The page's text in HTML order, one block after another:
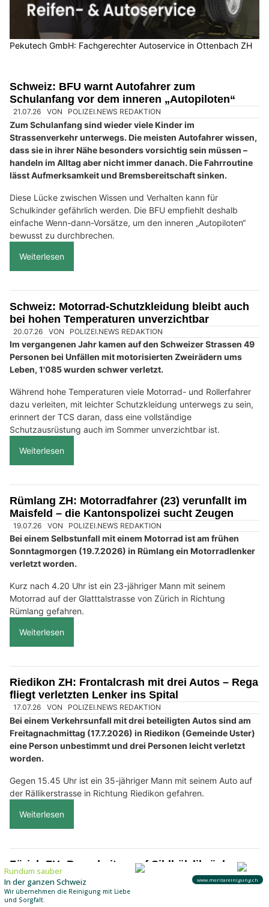
Pekutech GmbH: Fachgerechter Autoservice in Ottenbach ZH
Schweiz: BFU warnt Autofahrer zum
Schulanfang vor dem inneren „Autopiloten“
21.07.26 VON POLIZEI.NEWS REDAKTION
Zum Schulanfang sind wieder viele Kinder im
Strassenverkehr unterwegs. Die meisten Autofahrer wissen,
dass sie in ihrer Nähe besonders vorsichtig sein müssen –
handeln im Alltag aber nicht immer danach. Die Fahrroutine
lässt Aufmerksamkeit und Bremsbereitschaft sinken.
Diese Lücke zwischen Wissen und Verhalten kann für
Schulkinder gefährlich werden. Die BFU empfiehlt deshalb
einfache Wenn-dann-Vorsätze, um den inneren „Autopiloten“
bewusst zu durchbrechen.
Weiterlesen
Schweiz: Motorrad-Schutzkleidung bleibt auch
bei hohen Temperaturen unverzichtbar
20.07.26 VON POLIZEI.NEWS REDAKTION
Im vergangenen Jahr kamen auf den Schweizer Strassen 49
Personen bei Unfällen mit motorisierten Zweirädern ums
Leben, 1'085 wurden schwer verletzt.
Während hohe Temperaturen viele Motorrad- und Rollerfahrer
dazu verleiten, mit leichter Schutzkleidung unterwegs zu sein,
erinnert der TCS daran, dass eine vollständige
Schutzausrüstung auch im Sommer unverzichtbar ist.
Weiterlesen
Rümlang ZH: Motorradfahrer (23) verunfallt im
Maisfeld – die Kantonspolizei sucht Zeugen
19.07.26 VON POLIZEI.NEWS REDAKTION
Bei einem Selbstunfall mit einem Motorrad ist am frühen
Sonntagmorgen (19.7.2026) in Rümlang ein Motorradlenker
verletzt worden.
Kurz nach 4.20 Uhr ist ein 23-jähriger Mann mit seinem
Motorrad auf der Glatttalstrasse von Zürich in Richtung
Rümlang gefahren.
Weiterlesen
Riedikon ZH: Frontalcrash mit drei Autos – Rega
fliegt verletzten Lenker ins Spital
17.07.26 VON POLIZEI.NEWS REDAKTION
Bei einem Verkehrsunfall mit drei beteiligten Autos sind am
Freitagnachmittag (17.7.2026) in Riedikon (Gemeinde Uster)
eine Person unbestimmt und drei Personen leicht verletzt
worden.
Gegen 15.45 Uhr ist ein 35-jähriger Mann mit seinem Auto auf
der Rällikerstrasse in Richtung Riedikon gefahren.
Weiterlesen
Zürich ZH: Bauarbeiten auf Sihlhölzlibrücke
bringen jahrelange Verkehrsumleitungen
17.07.26 VON POLIZEI.NEWS REDAKTION
Aufgrund der Bauarbeiten an der Sihlhölzlibrücke ergeben